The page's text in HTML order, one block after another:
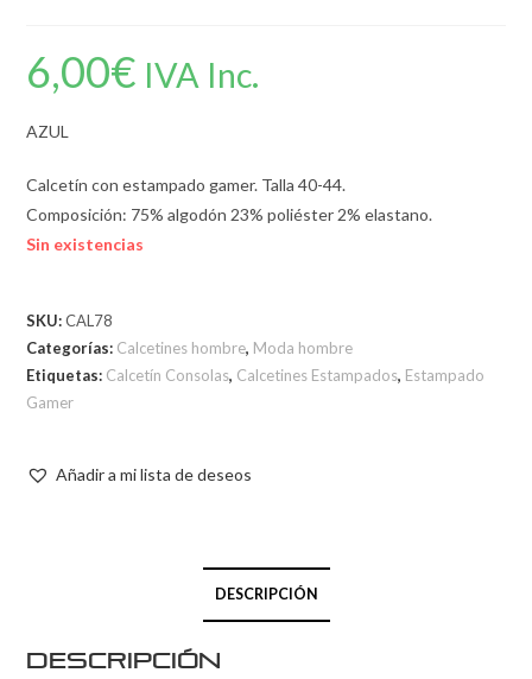
6,00€ IVA Inc.
AZUL
Calcetín con estampado gamer. Talla 40-44.
Composición: 75% algodón 23% poliéster 2% elastano.
Sin existencias
SKU:CAL78
Categorías: Calcetines hombre, Moda hombre
Etiquetas: Calcetín Consolas, Calcetines Estampados, Estampado
Gamer
Añadir a mi lista de deseos
DESCRIPCIÓN
Descripción